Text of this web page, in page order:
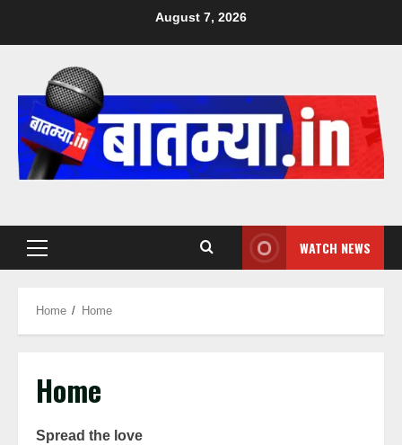
August 7, 2026
WATCH NEWS
Home Home
Home
Spread the love